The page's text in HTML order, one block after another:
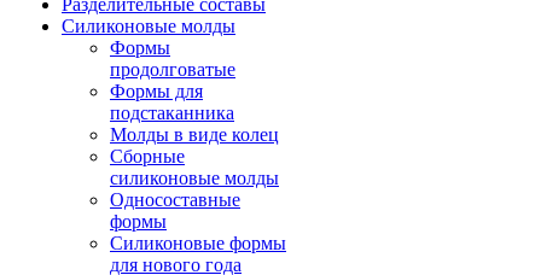
Разделительные составы
Силиконовые молды
Формы
продолговатые
Формы для
подстаканника
Молды в виде колец
Сборные
силиконовые молды
Односоставные
формы
Силиконовые формы
для нового года